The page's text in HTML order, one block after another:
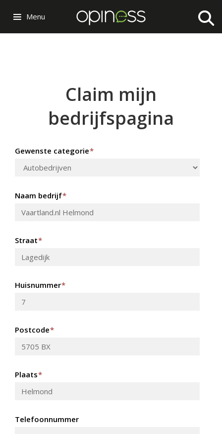
Menu
Claim mijn
bedrijfspagina
Gewenste categorie*
Naam bedrijf*
Straat*
Huisnummer*
Postcode*
Plaats*
Telefoonnummer